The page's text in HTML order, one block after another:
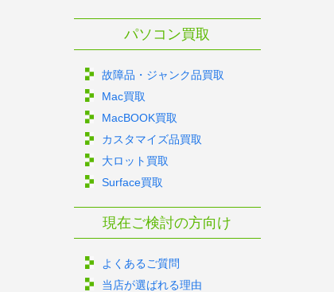
パソコン買取
故障品・ジャンク品買取
Mac買取
MacBOOK買取
カスタマイズ品買取
大ロット買取
Surface買取
現在ご検討の方向け
よくあるご質問
当店が選ばれる理由